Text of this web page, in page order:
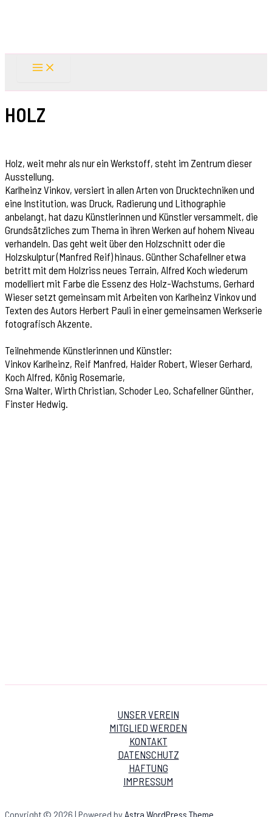
HOLZ
Holz, weit mehr als nur ein Werkstoff, steht im Zentrum dieser
Ausstellung.
Karlheinz Vinkov, versiert in allen Arten von Drucktechniken und
eine Institution, was Druck, Radierung und Lithographie
anbelangt, hat dazu Künstlerinnen und Künstler versammelt, die
Grundsätzliches zum Thema in ihren Werken auf hohem Niveau
verhandeln. Das geht weit über den Holzschnitt oder die
Holzskulptur (Manfred Reif) hinaus. Günther Schafellner etwa
betritt mit dem Holzriss neues Terrain, Alfred Koch wiederum
modelliert mit Farbe die Essenz des Holz-Wachstums, Gerhard
Wieser setzt gemeinsam mit Arbeiten von Karlheinz Vinkov und
Texten des Autors Herbert Pauli in einer gemeinsamen Werkserie
fotografisch Akzente.
Teilnehmende Künstlerinnen und Künstler:
Vinkov Karlheinz, Reif Manfred, Haider Robert, Wieser Gerhard,
Koch Alfred, König Rosemarie,
Srna Walter, Wirth Christian, Schoder Leo, Schafellner Günther,
Finster Hedwig.
UNSER VEREIN
MITGLIED WERDEN
KONTAKT
DATENSCHUTZ
HAFTUNG
IMPRESSUM
Copyright © 2026 | Powered by Astra WordPress Theme